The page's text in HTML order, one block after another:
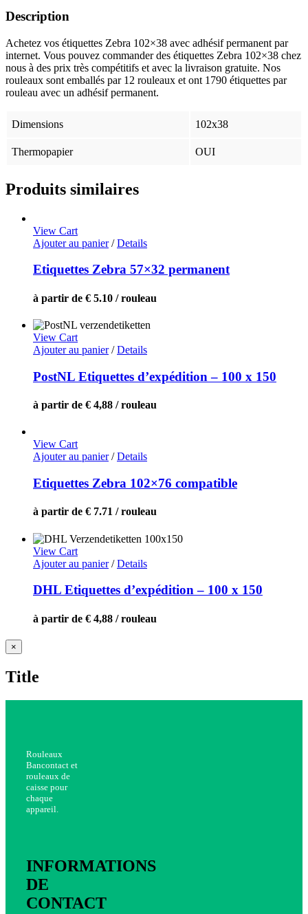
Description
Achetez vos étiquettes Zebra 102×38 avec adhésif permanent par
internet. Vous pouvez commander des étiquettes Zebra 102×38 chez
nous à des prix très compétitifs et avec la livraison gratuite. Nos
rouleaux sont emballés par 12 rouleaux et ont 1790 étiquettes par
rouleau avec un adhésif permanent.
Dimensions 102x38
Thermopapier OUI
Produits similaires
View Cart
Ajouter au panier/ Details
Etiquettes Zebra 57×32 permanent
à partir de € 5.10 / rouleau
View Cart
Ajouter au panier/ Details
PostNL Etiquettes d’expédition – 100 x 150
à partir de € 4,88 / rouleau
View Cart
Ajouter au panier/ Details
Etiquettes Zebra 102×76 compatible
à partir de € 7.71 / rouleau
View Cart
Ajouter au panier/ Details
DHL Etiquettes d’expédition – 100 x 150
à partir de € 4,88 / rouleau
Close
product
view
×
Title
Rouleaux
Bancontact et
rouleaux de
caisse pour
chaque
appareil.
INFORMATIONS
DE
CONTACT